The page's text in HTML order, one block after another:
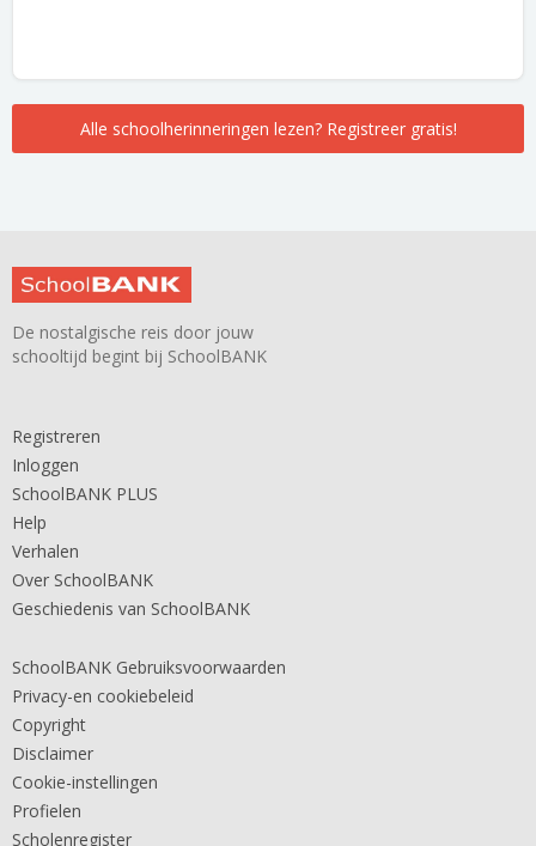
Alle schoolherinneringen lezen? Registreer gratis!
De nostalgische reis door jouw
schooltijd begint bij SchoolBANK
Registreren
Inloggen
SchoolBANK PLUS
Help
Verhalen
Over SchoolBANK
Geschiedenis van SchoolBANK
SchoolBANK Gebruiksvoorwaarden
Privacy-en cookiebeleid
Copyright
Disclaimer
Cookie-instellingen
Profielen
Scholenregister